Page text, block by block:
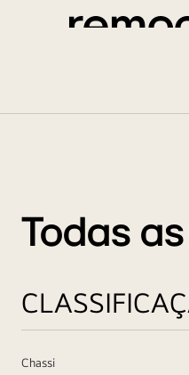
Todas
Chassi